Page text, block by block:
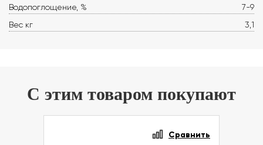
Водопоглощение, %
7-9
Вес кг
3,1
С этим товаром покупают
Сравнить